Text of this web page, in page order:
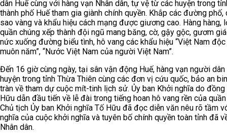
dân Huế cùng với hàng vạn Nhân dân, tự vệ từ các huyện trong
thành phố Huế tham gia giành chính quyền. Khắp các đường phố,
sao vàng và khẩu hiệu cách mạng được giương cao. Hàng hàng,
quần chúng xếp thành đội ngũ mang băng, cờ, gậy gộc, gươm
nức xuống đường biểu tình, hô vang các khẩu hiệu “Việt Nam
muôn năm”, “Nước Việt Nam của người Việt Nam”.
Đến 16 giờ cùng ngày, tại sân vận động Huế, hàng vạn người
huyện trong tỉnh Thừa Thiên cùng các đơn vị cứu quốc, bảo an
tràn về tham dự cuộc mít-tinh lịch sử. Ủy ban Khởi nghĩa do đồng
Hữu dẫn đầu tiến về lễ đài trong tiếng hoan hô vang rền của
Chủ tịch Ủy ban Khởi nghĩa Tố Hữu đã đọc diễn văn nêu rõ tầm
nghĩa của cuộc khởi nghĩa và tuyên bố chính quyền toàn tỉnh đã
Nhân dân.